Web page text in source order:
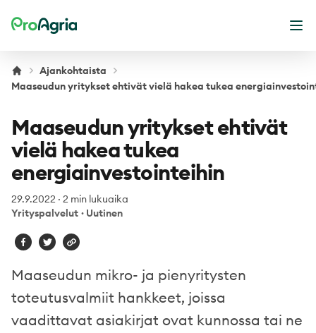
ProAgria
Ajankohtaista
Maaseudun yritykset ehtivät vielä hakea tukea
Maaseudun yritykset ehtivät
vielä hakea tukea
energiainvestointeihin
29.9.2022 · 2 min lukuaika
Yrityspalvelut · Uutinen
Maaseudun mikro- ja pienyritysten
toteutusvalmiit hankkeet, joissa
vaadittavat asiakirjat ovat kunnossa tai ne